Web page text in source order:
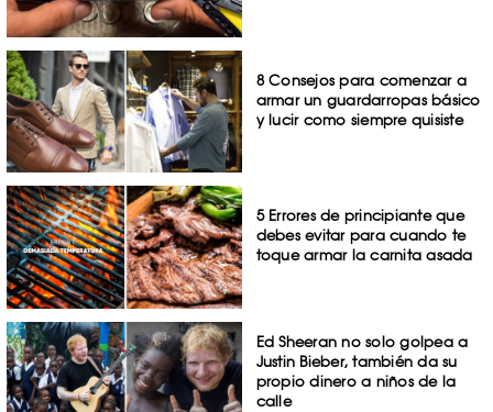
8 Consejos para comenzar a
armar un guardarropas básico
y lucir como siempre quisiste
5 Errores de principiante que
debes evitar para cuando te
toque armar la carnita asada
Ed Sheeran no solo golpea a
Justin Bieber, también da su
propio dinero a niños de la
calle